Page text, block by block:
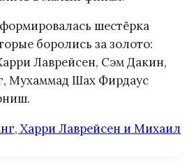
шестёрка
боролись за золото:
Лаврейсен, Сэм Дакин,
Мухаммад Шах Фирдаус